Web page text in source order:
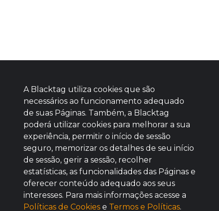
Baixe agora nosso app
A Blacktag utiliza cookies que são
necessários ao funcionamento adequado
de suas Páginas. Também, a Blacktag
poderá utilizar cookies para melhorar a sua
experiência, permitir o início de sessão
seguro, memorizar os detalhes de seu início
de sessão, gerir a sessão, recolher
estatísticas, as funcionalidades das Páginas e
oferecer conteúdo adequado aos seus
interesses. Para mais informações acesse a
Políticas de Cookies e Termos e Políticas.